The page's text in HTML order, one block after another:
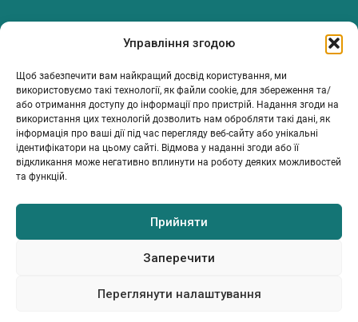
Управління згодою
Щоб забезпечити вам найкращий досвід користування, ми
використовуємо такі технології, як файли cookie, для збереження та/
або отримання доступу до інформації про пристрій. Надання згоди на
використання цих технологій дозволить нам обробляти такі дані, як
інформація про ваші дії під час перегляду веб-сайту або унікальні
ідентифікатори на цьому сайті. Відмова у наданні згоди або її
відкликання може негативно вплинути на роботу деяких можливостей
та функцій.
Прийняти
Заперечити
Переглянути налаштування
PanTerrea — спільнота, що дбає про фермерів.
Ми об’єднуємо людей, досвід і рішення, щоб допомагати вам
розвивати ферму з упевненістю та підтримкою.
ТОВ Пантерея
ЄДРПОУ 46213847
76018, Україна, Івано-Франківський р-н, Івано-Франківська
обл., місто Івано-Франківськ, вулиця Сахарова Академіка,
будинок 23
Каталог
Умови та положення
Політика конфіденційності
info@panterrea.com
© 2026. Всі права захищено